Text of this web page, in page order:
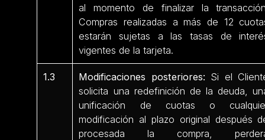
al momento de finalizar la
Compras realizadas a más de 12
estarán sujetas a las tasas de
vigentes de la tarjeta.
1.3 Modificaciones posteriores: Si el
solicita una redefinición de la deuda,
unificación de cuotas o
modificación al plazo original después
procesada la compra,